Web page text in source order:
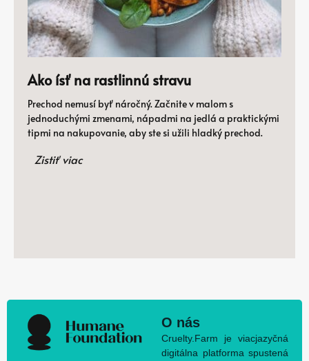
Ako ísť na rastlinnú stravu
Prechod nemusí byť náročný. Začnite v malom s
jednoduchými zmenami, nápadmi na jedlá a praktickými
tipmi na nakupovanie, aby ste si užili hladký prechod.
Zistiť viac
O nás
Cruelty.Farm je viacjazyčná
digitálna platforma spustená